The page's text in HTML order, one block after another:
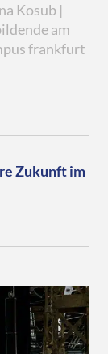
Kosub |
am
frankfurt
Zukunft im